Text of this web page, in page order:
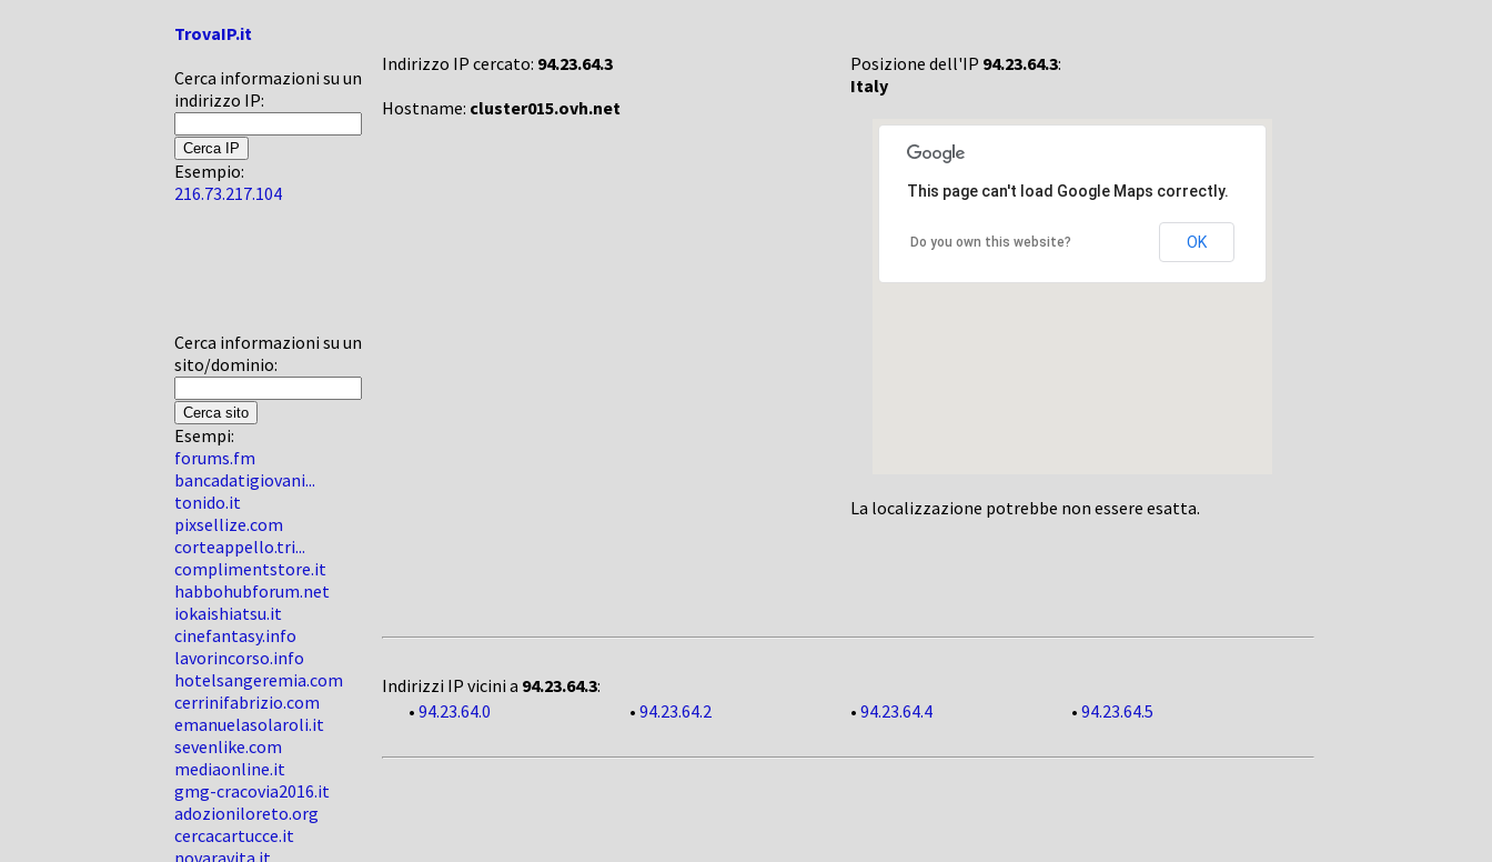
TrovaIP.it
Cerca informazioni su un
indirizzo IP:
Esempio:
216.73.217.104
Cerca informazioni su un
sito/dominio:
Esempi:
forums.fm
bancadatigiovani...
tonido.it
pixsellize.com
corteappello.tri...
complimentstore.it
habbohubforum.net
iokaishiatsu.it
cinefantasy.info
lavorincorso.info
hotelsangeremia.com
cerrinifabrizio.com
emanuelasolaroli.it
sevenlike.com
mediaonline.it
gmg-cracovia2016.it
adozioniloreto.org
cercacartucce.it
novaravita.it
Indirizzo IP cercato: 94.23.64.3
Hostname: cluster015.ovh.net
Posizione dell'IP 94.23.64.3:
Italy
This page can't load Google Maps correctly.
Do you own this website? OK
La localizzazione potrebbe non essere esatta.
Indirizzi IP vicini a 94.23.64.3:
• 94.23.64.0 • 94.23.64.2 • 94.23.64.4 • 94.23.64.5